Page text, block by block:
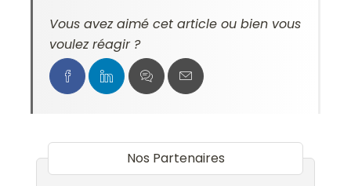
Vous avez aimé cet article ou bien vous
voulez réagir ?
Nos Partenaires